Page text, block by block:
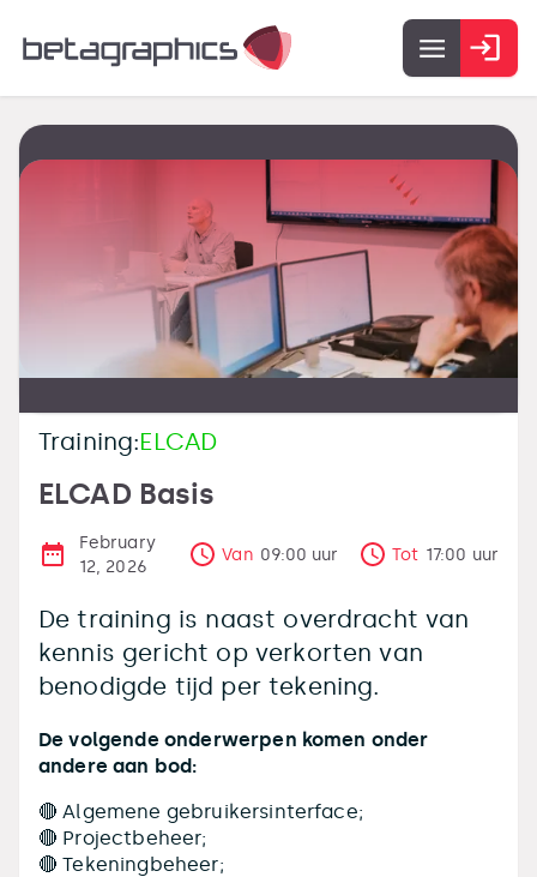
Training:ELCAD
ELCAD Basis
February
12, 2026
Van 09:00 uur Tot 17:00 uur
De training is naast overdracht van
kennis gericht op verkorten van
benodigde tijd per tekening.
De volgende onderwerpen komen onder
andere aan bod:
🔴 Algemene gebruikersinterface;
🔴 Projectbeheer;
🔴 Tekeningbeheer;